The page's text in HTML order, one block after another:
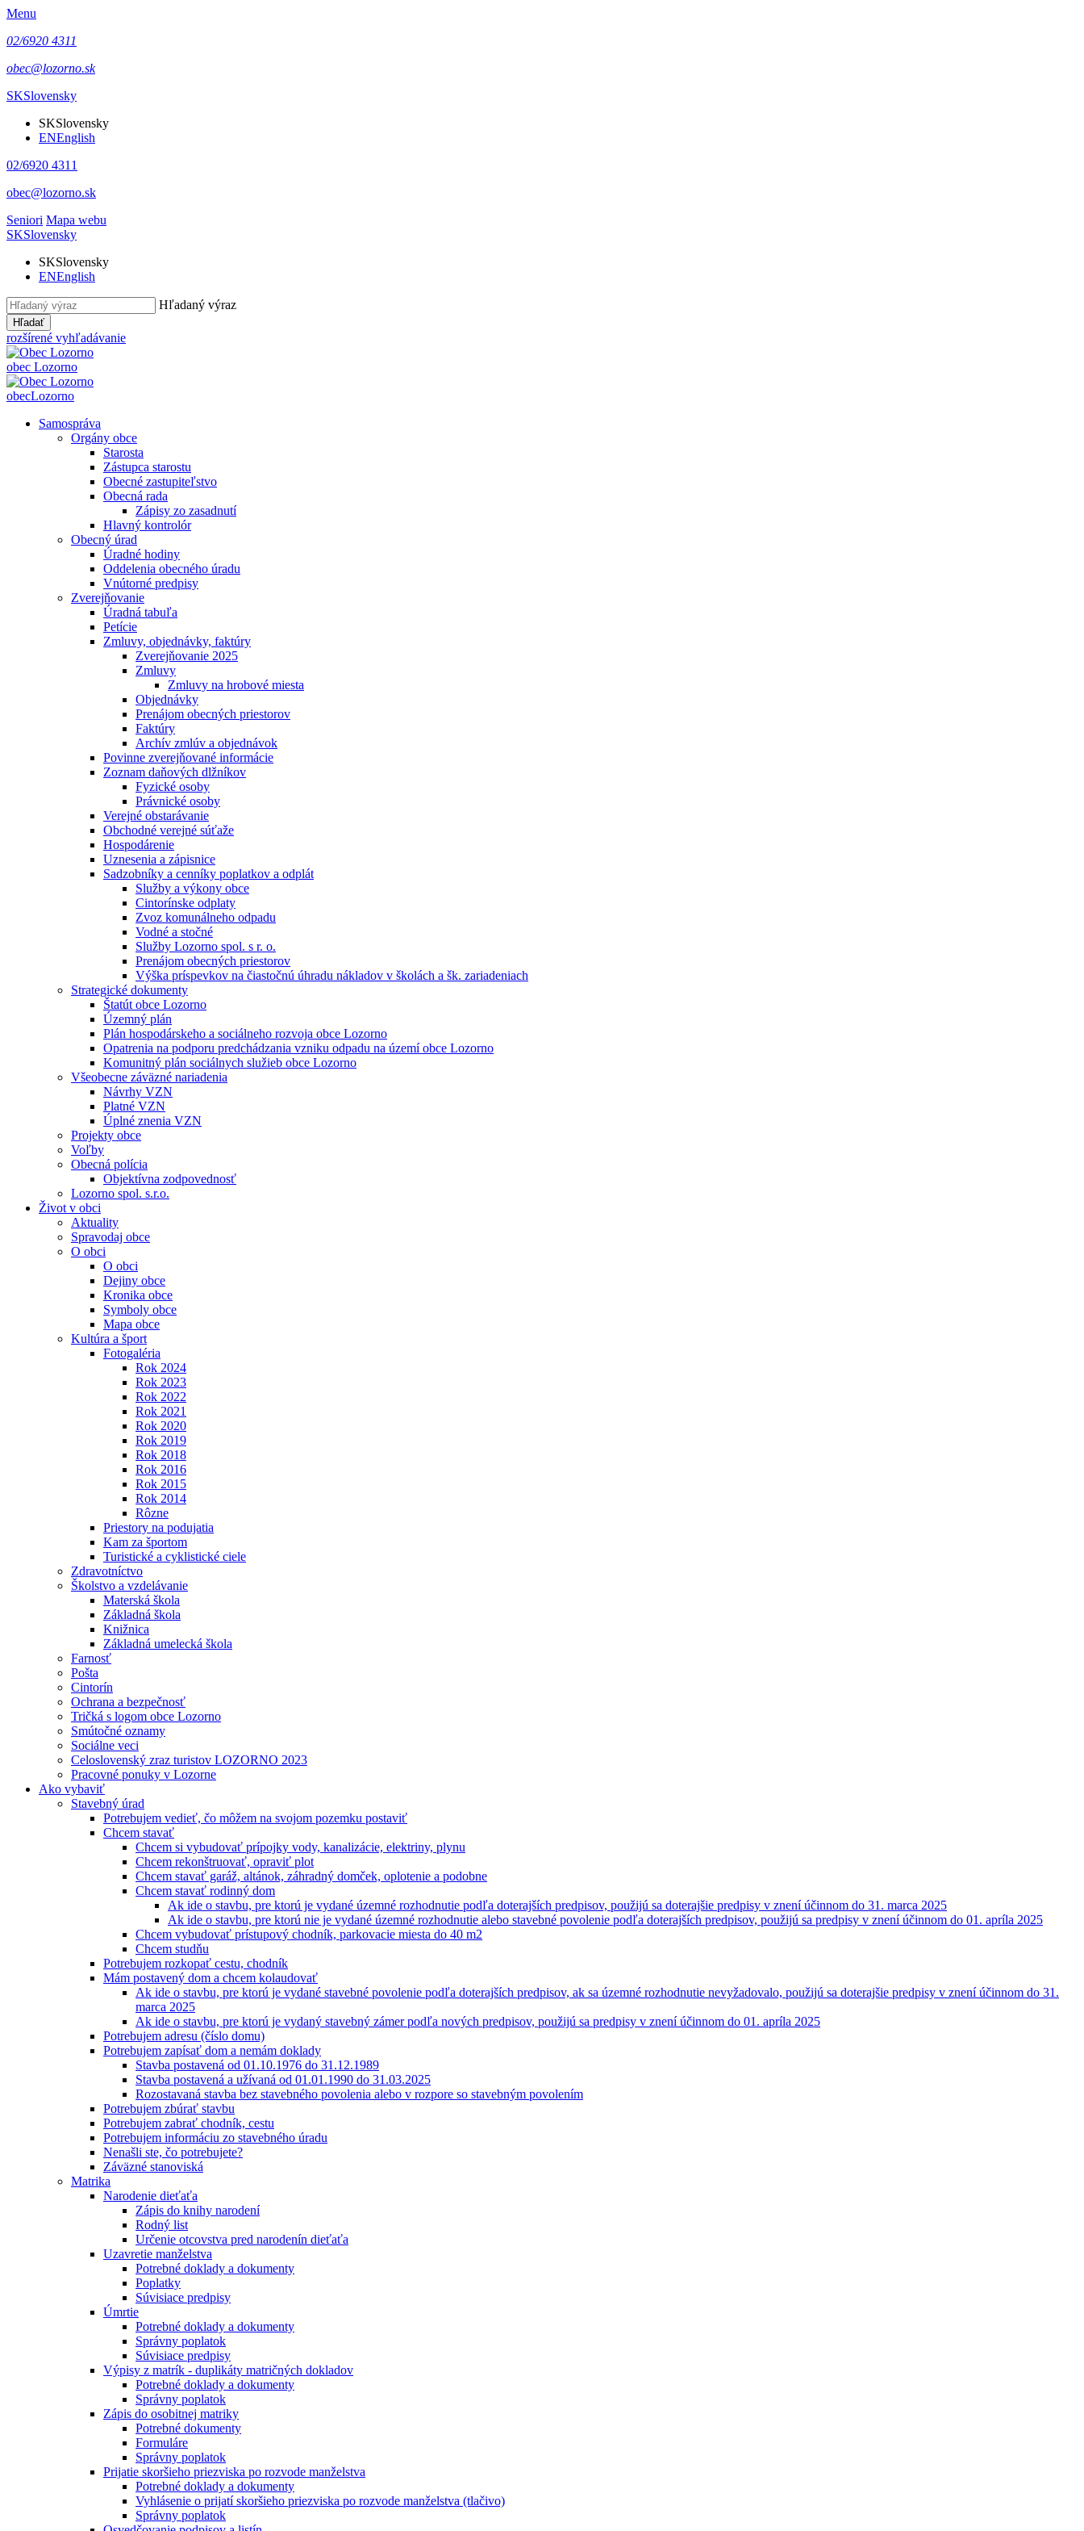
Menu
02/6920 4311
obec@lozorno.sk
SKSlovensky
SKSlovensky
ENEnglish
02/6920 4311
obec@lozorno.sk
Seniori Mapa webu
SKSlovensky
SKSlovensky
ENEnglish
Hľadaný výraz
Hľadať
rozšírené vyhľadávanie
obec Lozorno
obecLozorno
Samospráva
Orgány obce
Starosta
Zástupca starostu
Obecné zastupiteľstvo
Obecná rada
Zápisy zo zasadnutí
Hlavný kontrolór
Obecný úrad
Úradné hodiny
Oddelenia obecného úradu
Vnútorné predpisy
Zverejňovanie
Úradná tabuľa
Petície
Zmluvy, objednávky, faktúry
Zverejňovanie 2025
Zmluvy
Zmluvy na hrobové miesta
Objednávky
Prenájom obecných priestorov
Faktúry
Archív zmlúv a objednávok
Povinne zverejňované informácie
Zoznam daňových dlžníkov
Fyzické osoby
Právnické osoby
Verejné obstarávanie
Obchodné verejné súťaže
Hospodárenie
Uznesenia a zápisnice
Sadzobníky a cenníky poplatkov a odplát
Služby a výkony obce
Cintorínske odplaty
Zvoz komunálneho odpadu
Vodné a stočné
Služby Lozorno spol. s r. o.
Prenájom obecných priestorov
Výška príspevkov na čiastočnú úhradu nákladov v školách a šk. zariadeniach
Strategické dokumenty
Štatút obce Lozorno
Územný plán
Plán hospodárskeho a sociálneho rozvoja obce Lozorno
Opatrenia na podporu predchádzania vzniku odpadu na území obce Lozorno
Komunitný plán sociálnych služieb obce Lozorno
Všeobecne záväzné nariadenia
Návrhy VZN
Platné VZN
Úplné znenia VZN
Projekty obce
Voľby
Obecná polícia
Objektívna zodpovednosť
Lozorno spol. s.r.o.
Život v obci
Aktuality
Spravodaj obce
O obci
O obci
Dejiny obce
Kronika obce
Symboly obce
Mapa obce
Kultúra a šport
Fotogaléria
Rok 2024
Rok 2023
Rok 2022
Rok 2021
Rok 2020
Rok 2019
Rok 2018
Rok 2016
Rok 2015
Rok 2014
Rôzne
Priestory na podujatia
Kam za športom
Turistické a cyklistické ciele
Zdravotníctvo
Školstvo a vzdelávanie
Materská škola
Základná škola
Knižnica
Základná umelecká škola
Farnosť
Pošta
Cintorín
Ochrana a bezpečnosť
Tričká s logom obce Lozorno
Smútočné oznamy
Sociálne veci
Celoslovenský zraz turistov LOZORNO 2023
Pracovné ponuky v Lozorne
Ako vybaviť
Stavebný úrad
Potrebujem vedieť, čo môžem na svojom pozemku postaviť
Chcem stavať
Chcem si vybudovať prípojky vody, kanalizácie, elektriny, plynu
Chcem rekonštruovať, opraviť plot
Chcem stavať garáž, altánok, záhradný domček, oplotenie a podobne
Chcem stavať rodinný dom
Ak ide o stavbu, pre ktorú je vydané územné rozhodnutie podľa doterajších predpisov, použijú sa doterajšie predpisy v znení účinnom do 31. marca 2025
Ak ide o stavbu, pre ktorú nie je vydané územné rozhodnutie alebo stavebné povolenie podľa doterajších predpisov, použijú sa predpisy v znení účinnom do 01. apríla 2025
Chcem vybudovať prístupový chodník, parkovacie miesta do 40 m2
Chcem studňu
Potrebujem rozkopať cestu, chodník
Mám postavený dom a chcem kolaudovať
Ak ide o stavbu, pre ktorú je vydané stavebné povolenie podľa doterajších predpisov, ak sa územné rozhodnutie nevyžadovalo, použijú sa doterajšie predpisy v znení účinnom do 31.
marca 2025
Ak ide o stavbu, pre ktorú je vydaný stavebný zámer podľa nových predpisov, použijú sa predpisy v znení účinnom do 01. apríla 2025
Potrebujem adresu (číslo domu)
Potrebujem zapísať dom a nemám doklady
Stavba postavená od 01.10.1976 do 31.12.1989
Stavba postavená a užívaná od 01.01.1990 do 31.03.2025
Rozostavaná stavba bez stavebného povolenia alebo v rozpore so stavebným povolením
Potrebujem zbúrať stavbu
Potrebujem zabrať chodník, cestu
Potrebujem informáciu zo stavebného úradu
Nenašli ste, čo potrebujete?
Záväzné stanoviská
Matrika
Narodenie dieťaťa
Zápis do knihy narodení
Rodný list
Určenie otcovstva pred narodenín dieťaťa
Uzavretie manželstva
Potrebné doklady a dokumenty
Poplatky
Súvisiace predpisy
Úmrtie
Potrebné doklady a dokumenty
Správny poplatok
Súvisiace predpisy
Výpisy z matrík - duplikáty matričných dokladov
Potrebné doklady a dokumenty
Správny poplatok
Zápis do osobitnej matriky
Potrebné dokumenty
Formuláre
Správny poplatok
Prijatie skoršieho priezviska po rozvode manželstva
Potrebné doklady a dokumenty
Vyhlásenie o prijatí skoršieho priezviska po rozvode manželstva (tlačivo)
Správny poplatok